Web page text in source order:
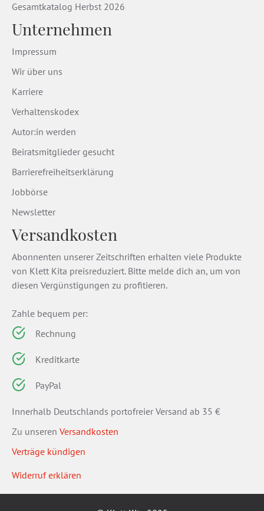
Gesamtkatalog Herbst 2026
Unternehmen
Impressum
Wir über uns
Karriere
Verhaltenskodex
Autor:in werden
Beiratsmitglieder gesucht
Barrierefreiheitserklärung
Jobbörse
Newsletter
Versandkosten
Abonnenten unserer Zeitschriften erhalten viele Produkte
von Klett Kita preisreduziert. Bitte melde dich an, um von
diesen Vergünstigungen zu profitieren.
Zahle bequem per:
Rechnung
Kreditkarte
PayPal
Innerhalb Deutschlands portofreier Versand ab 35 €
Zu unseren Versandkosten
Verträge kündigen
Widerruf erklären